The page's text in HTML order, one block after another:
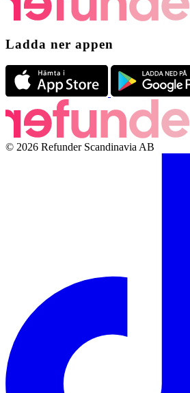
Ladda ner appen
© 2026 Refunder Scandinavia AB